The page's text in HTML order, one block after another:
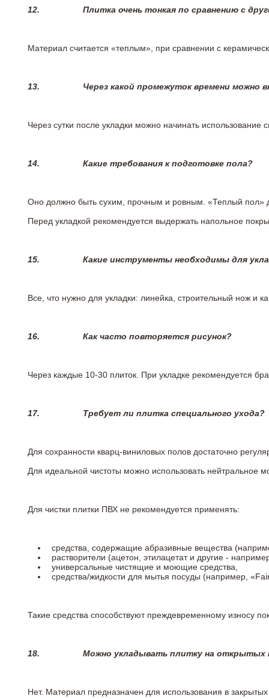
12. Плитка очень тонкая по сравнению с
Материал считается «теплым», при сравнении с
13. Через какой промежуток времени можно
Через сутки после укладки можно начинать
14. Какие требования к подготовке пола?
Оно должно быть сухим, прочным и ровным. «Теплый пол»
Перед укладкой рекомендуется выдержать напольное
15. Какие инструменты необходимы для
Все, что нужно для укладки: линейка, строительный нож и
16. Как часто повторяется рисунок?
Через каждые 10-30 плиток. При укладке рекомендуется
17. Требует ли плитка специального ухода?
Для сохранности кварц-виниловых полов достаточно
Для идеальной чистоты можно использовать
Для чистки плитки ПВХ не рекомендуется применять:
средства, содержащие абразивные вещества
растворители (ацетон, этилацетат и другие -
универсальные чистящие и моющие средства,
средства/жидкости для мытья посуды (например,
Такие средства способствуют преждевременному износу
18. Можно укладывать плитку на открытых
Нет. Материал предназначен для использования в